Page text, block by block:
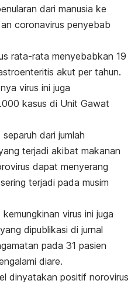
dari manusia ke
coronavirus penyebab
rata-rata menyebabkan 19
akut per tahun.
virus ini juga
kasus di Unit Gawat
dari jumlah
terjadi akibat makanan
dapat menyerang
terjadi pada musim
virus ini juga
dipublikasi di jurnal
pada 31 pasien
diare.
dinyatakan positif norovirus